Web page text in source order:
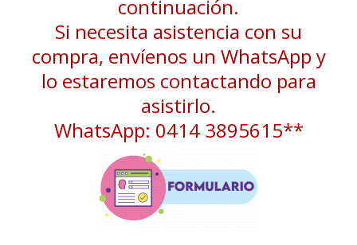
continuación.
Si necesita asistencia con su
compra, envíenos un WhatsApp y
lo estaremos contactando para
asistirlo.
WhatsApp: 0414 3895615**